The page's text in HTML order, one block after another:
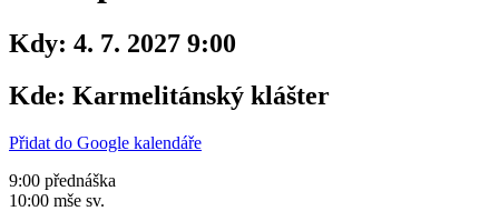
Kdy: 4. 7. 2027 9:00
Kde: Karmelitánský klášter
Přidat do Google kalendáře
9:00 přednáška
10:00 mše sv.